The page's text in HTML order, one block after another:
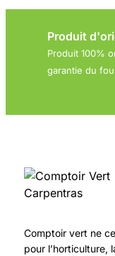
Produit
Produit 100%
garantie du
Comptoir vert ne
pour l’horticulture,